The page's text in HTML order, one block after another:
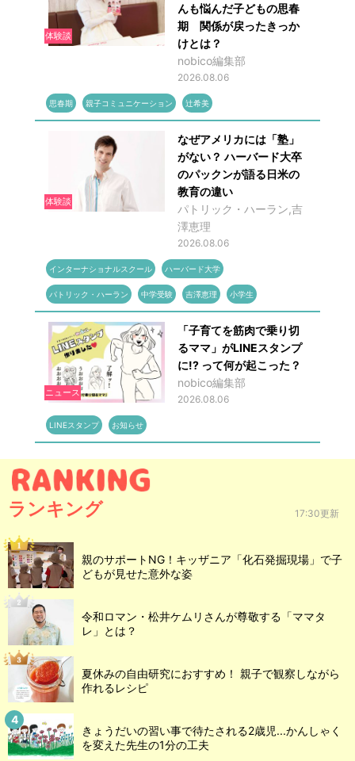
体験談
んも悩んだ子どもの思春
期 関係が戻ったきっか
けとは？
nobico編集部
2026.08.06
思春期 親子コミュニケーション 辻希美
体験談
なぜアメリカには「塾」
がない？ ハーバード大卒
のパックンが語る日米の
教育の違い
パトリック・ハーラン,吉
澤恵理
2026.08.06
インターナショナルスクール ハーバード大学
パトリック・ハーラン 中学受験 吉澤恵理 小学生
ニュース
「子育てを筋肉で乗り切
るママ」がLINEスタンプ
に!? って何が起こった？
nobico編集部
2026.08.06
LINEスタンプ お知らせ
ランキング 17:30更新
親のサポートNG！キッザニア「化石発掘現場」で子
どもが見せた意外な姿
令和ロマン・松井ケムリさんが尊敬する「ママタ
レ」とは？
夏休みの自由研究におすすめ！ 親子で観察しながら
作れるレシピ
きょうだいの習い事で待たされる2歳児...かんしゃく
を変えた先生の1分の工夫